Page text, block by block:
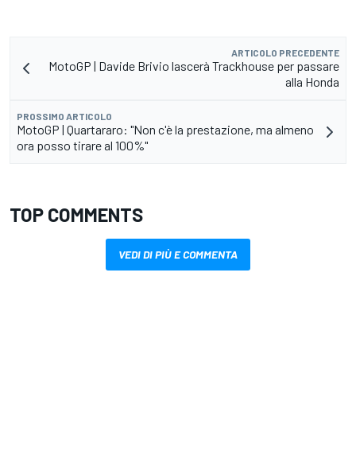
ARTICOLO PRECEDENTE
MotoGP | Davide Brivio lascerà Trackhouse per passare
alla Honda
PROSSIMO ARTICOLO
MotoGP | Quartararo: "Non c'è la prestazione, ma almeno
ora posso tirare al 100%"
TOP COMMENTS
VEDI DI PIÙ E COMMENTA